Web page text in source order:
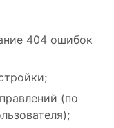
404 ошибок
(по